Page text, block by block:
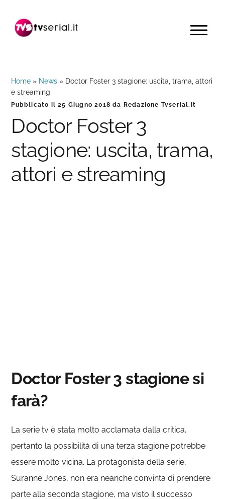
navigazione
contenuto
barra
MENU
Home » News » Doctor Foster 3 stagione: uscita, trama, attori
e streaming
Pubblicato il25 Giugno 2018 da Redazione Tvserial.it
Doctor Foster 3
stagione: uscita, trama,
attori e streaming
Doctor Foster 3 stagione si
farà?
La serie tv è stata molto acclamata dalla critica,
pertanto la possibilità di una terza stagione potrebbe
essere molto vicina. La protagonista della serie,
Suranne Jones, non era neanche convinta di prendere
parte alla seconda stagione, ma visto il successo